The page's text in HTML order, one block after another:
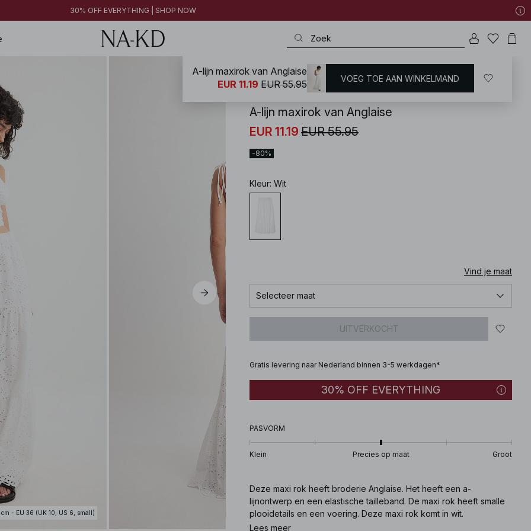
FINAL SALE | SHOP NOW
FINAL SALE | SHOP NOW
30% OFF EVERYTHING | SHOP NOW
cm - EU 36 (UK 10, US 6, small)
NA-KD / Zomerkleding
A-lijn maxirok van Anglaise
EUR 11.19 EUR 55.95
-80%
Kleur: Wit
Vind je maat
Selecteer maat
UITVERKOCHT
Gratis levering naar Nederland binnen 3-5 werkdagen*
30% OFF EVERYTHING
PASVORM
Klein Precies op maat Groot
Deze maxi rok heeft broderie Anglaise. Het heeft een a-
lijnontwerp en een elastische tailleband. De maxi rok heeft smalle
plooidetails en een voering. Deze maxi rok komt in wit.
Lees meer
A-lijn maxirok van Anglaise
EUR 11.19 EUR 55.95 VOEG TOE AAN WINKELMAND